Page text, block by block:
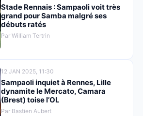
Stade Rennais : Sampaoli voit très
grand pour Samba malgré ses
débuts ratés
Par William Tertrin
12 JAN 2025, 11:30
Sampaoli inquiet à Rennes, Lille
dynamite le Mercato, Camara
(Brest) toise l’OL
Par Bastien Aubert